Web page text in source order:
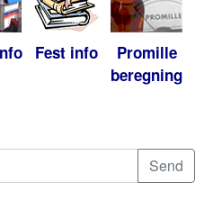
Fest info
Promille
beregning